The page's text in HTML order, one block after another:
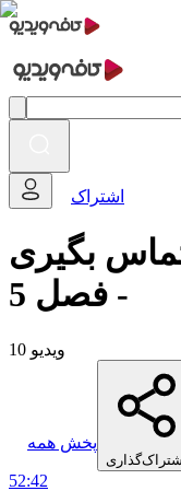
اشتراک
بگیری
- فصل 5
10 ویدیو
پخش همه
اشتراک‌گذاری
52:42